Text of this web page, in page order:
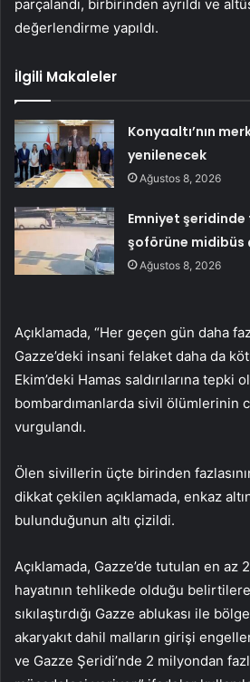
parçalandı, birbirinden ayrıldı ve
değerlendirme yapıldı.
İlgili Makaleler
Konyaaltı’nın
yenilenecek
Ağustos 8, 2026
Emniyet şeridinde
şoförüne midibüs
Ağustos 8, 2026
Açıklamada, “Her geçen gün daha
Gazze’deki insani felaket daha da
Ekim’deki Hamas saldırılarına tepki
bombardımanlarda sivil ölümlerinin
vurgulandı.
Ölen sivillerin üçte birinden
dikkat çekilen açıklamada, enkaz
bulunduğunun altı çizildi.
Açıklamada, Gazze’de tutulan en az
hayatının tehlikede olduğu
sıkılaştırdığı Gazze ablukası ile
akaryakıt dahil malların girişi
ve Gazze Şeridi’nde 2 milyondan